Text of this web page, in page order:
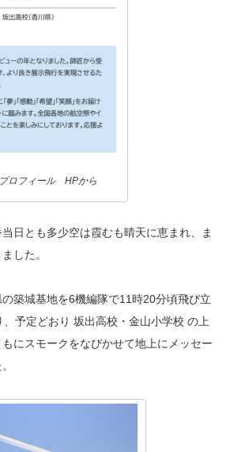
ロフィール HPから
日とも多少空は霞むも晴天に恵まれ、ま
した。
築城基地を6機編隊で11時20分頃飛び立
予定どおり 坂出高校・金山小学校 の上
にスモークをなびかせて地上にメッセー